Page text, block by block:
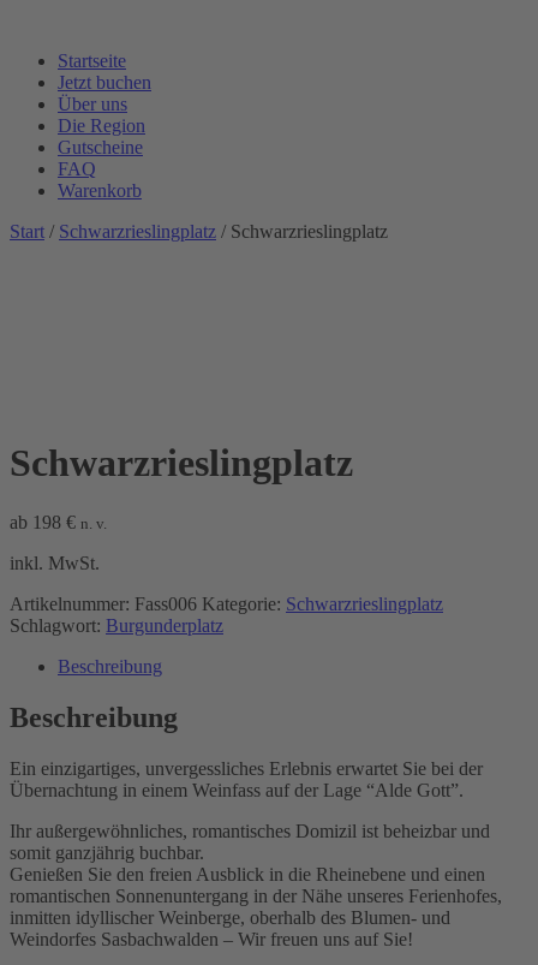
Startseite
Jetzt buchen
Über uns
Die Region
Gutscheine
FAQ
Warenkorb
Start / Schwarzrieslingplatz / Schwarzrieslingplatz
Schwarzrieslingplatz
ab 198 € n. v.
inkl. MwSt.
Artikelnummer: Fass006 Kategorie: Schwarzrieslingplatz
Schlagwort: Burgunderplatz
Beschreibung
Beschreibung
Ein einzigartiges, unvergessliches Erlebnis erwartet Sie bei der
Übernachtung in einem Weinfass auf der Lage “Alde Gott”.
Ihr außergewöhnliches, romantisches Domizil ist beheizbar und
somit ganzjährig buchbar.
Genießen Sie den freien Ausblick in die Rheinebene und einen
romantischen Sonnenuntergang in der Nähe unseres Ferienhofes,
inmitten idyllischer Weinberge, oberhalb des Blumen- und
Weindorfes Sasbachwalden – Wir freuen uns auf Sie!